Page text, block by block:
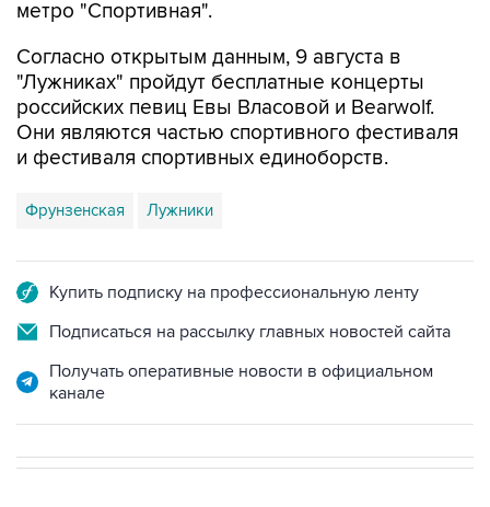
метро "Спортивная".
Согласно открытым данным, 9 августа в
"Лужниках" пройдут бесплатные концерты
российских певиц Евы Власовой и Bearwolf.
Они являются частью спортивного фестиваля
и фестиваля спортивных единоборств.
Фрунзенская Лужники
Купить подписку на профессиональную ленту
Подписаться на рассылку главных новостей сайта
Получать оперативные новости в официальном
канале